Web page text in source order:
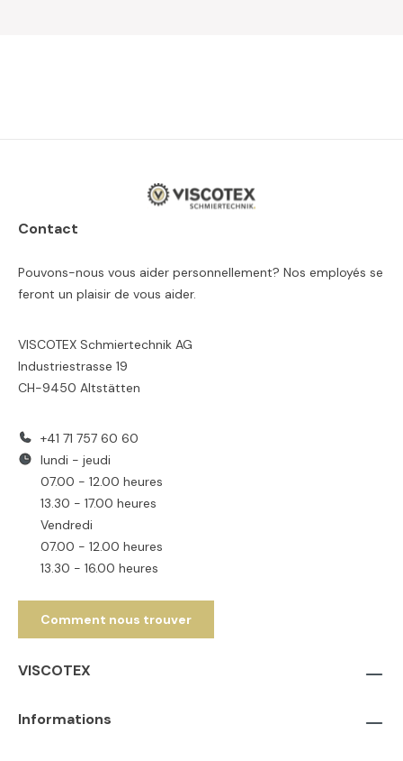
Contact
Pouvons-nous vous aider personnellement? Nos employés se
feront un plaisir de vous aider.
VISCOTEX Schmiertechnik AG
Industriestrasse 19
CH-9450 Altstätten
+41 71 757 60 60
lundi - jeudi
07.00 - 12.00 heures
13.30 - 17.00 heures
Vendredi
07.00 - 12.00 heures
13.30 - 16.00 heures
Comment nous trouver
VISCOTEX
Informations